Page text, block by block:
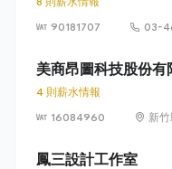
90181707
03-
美商昂圖科技股份有
4 則薪水情報
16084960
新
鳳三設計工作室